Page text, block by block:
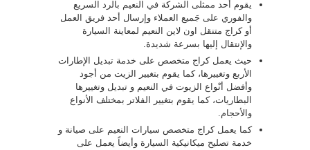
يقوم أحد ممثلى الشركة في النعيم بالرد السريع
والفوري على جَميع العملاء وإرسال أحد فريق العمل
أو كراج متنقل اون لاين النعيم لمعاينة السيارة
والإنتقال إليها بسرعة شديدة.
حيث يعمل كراج متخصص على خدمة تبديل الإطارات
الأربع وتغييرها، كما يقوم بتغيير الزيت من أجود
وأفضل أنْواع الزيوت في النعيم و تبديل وتغييرها
البطاريات، كما يقوم بتغيير الفلاتر بمختلف الأنواع
والأحجام.
كما يعمل كراج متخصص سيارات النعيم على صيانة و
خدمة تصليح ميكانيكية السيارة وأيضاً يعمل على